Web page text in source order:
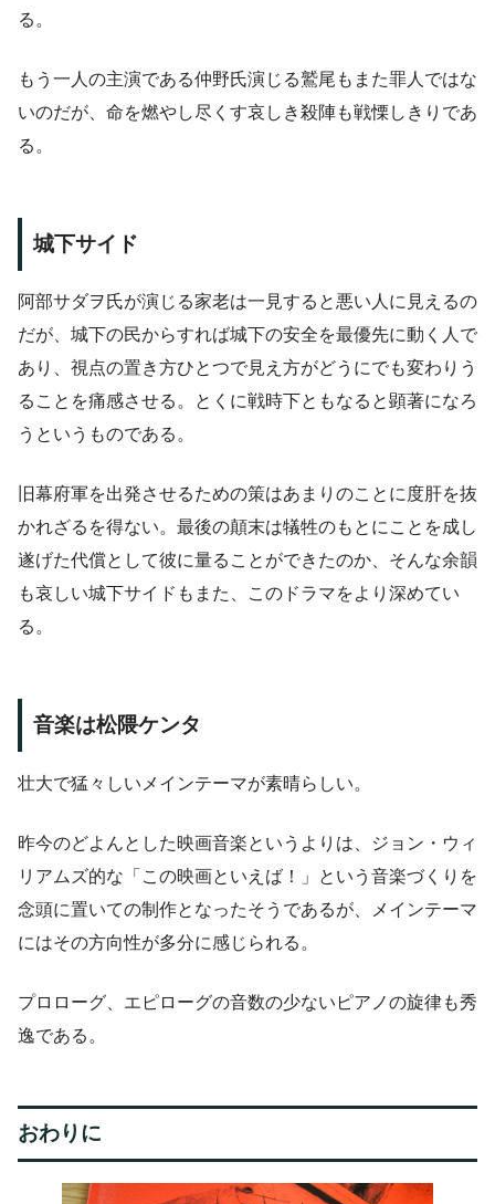
る。
もう一人の主演である仲野氏演じる鷲尾もまた罪人ではな
いのだが、命を燃やし尽くす哀しき殺陣も戦慄しきりであ
る。
城下サイド
阿部サダヲ氏が演じる家老は一見すると悪い人に見えるの
だが、城下の民からすれば城下の安全を最優先に動く人で
あり、視点の置き方ひとつで見え方がどうにでも変わりう
ることを痛感させる。とくに戦時下ともなると顕著になろ
うというものである。
旧幕府軍を出発させるための策はあまりのことに度肝を抜
かれざるを得ない。最後の顛末は犠牲のもとにことを成し
遂げた代償として彼に量ることができたのか、そんな余韻
も哀しい城下サイドもまた、このドラマをより深めてい
る。
音楽は松隈ケンタ
壮大で猛々しいメインテーマが素晴らしい。
昨今のどよんとした映画音楽というよりは、ジョン・ウィ
リアムズ的な「この映画といえば！」という音楽づくりを
念頭に置いての制作となったそうであるが、メインテーマ
にはその方向性が多分に感じられる。
プロローグ、エピローグの音数の少ないピアノの旋律も秀
逸である。
おわりに